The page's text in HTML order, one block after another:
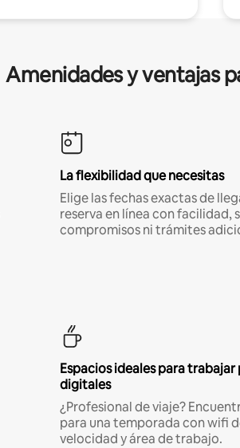
Amenidades y ventajas
La flexibilidad que necesitas
Elige las fechas exactas de
reserva en línea con facilidad,
compromisos ni trámites
Espacios ideales para trabajar
digitales
¿Profesional de viaje?
para una temporada con wifi
velocidad y área de trabajo.